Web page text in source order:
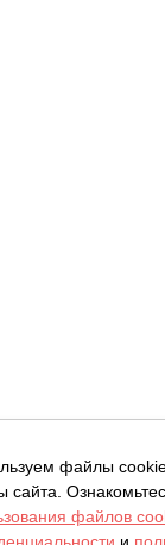
файлы
сайта.
файлов